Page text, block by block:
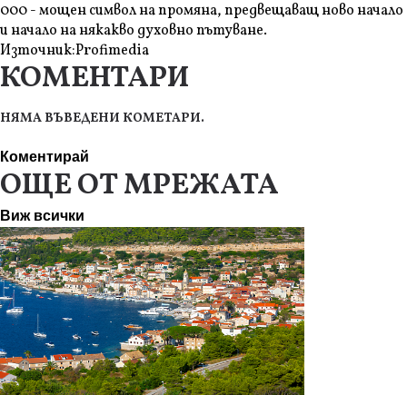
000 - мощен символ на промяна, предвещаващ ново начало
и начало на някакво духовно пътуване.
Източник:Profimedia
КОМЕНТАРИ
НЯМА ВЪВЕДЕНИ КОМЕТАРИ.
Коментирай
ОЩЕ ОТ МРЕЖАТА
Виж всички